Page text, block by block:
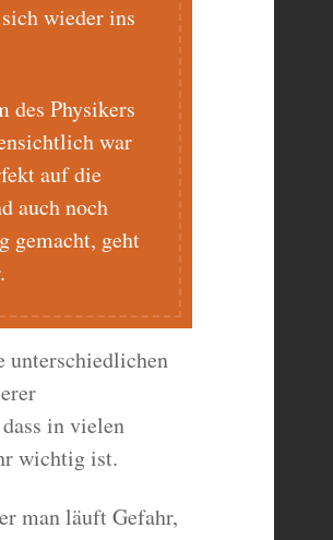
wieder ins
des Physikers
war
auf die
auch noch
gemacht, geht
unterschiedlichen
in vielen
wichtig ist.
man läuft Gefahr,